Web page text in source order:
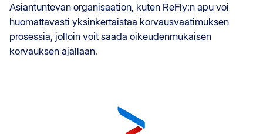
Asiantuntevan organisaation, kuten ReFly:n apu voi
huomattavasti yksinkertaistaa korvausvaatimuksen
prosessia, jolloin voit saada oikeudenmukaisen
korvauksen ajallaan.